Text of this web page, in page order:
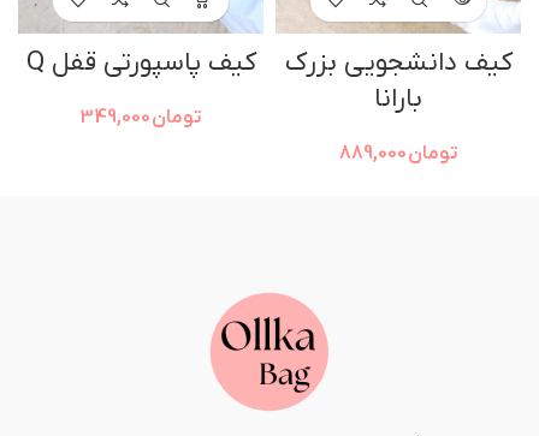
کیف دانشجویی بزرک
بارانا
تومان
کیف پاسپورتی قفل Q
تومان